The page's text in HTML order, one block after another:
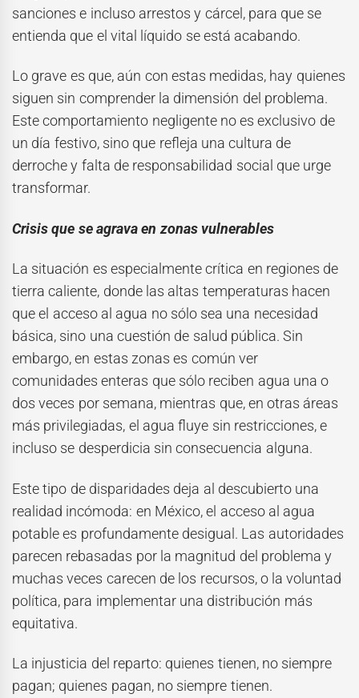
sanciones e incluso arrestos y cárcel, para que se
entienda que el vital líquido se está acabando.
Lo grave es que, aún con estas medidas, hay quienes
siguen sin comprender la dimensión del problema.
Este comportamiento negligente no es exclusivo de
un día festivo, sino que refleja una cultura de
derroche y falta de responsabilidad social que urge
transformar.
Crisis que se agrava en zonas vulnerables
La situación es especialmente crítica en regiones de
tierra caliente, donde las altas temperaturas hacen
que el acceso al agua no sólo sea una necesidad
básica, sino una cuestión de salud pública. Sin
embargo, en estas zonas es común ver
comunidades enteras que sólo reciben agua una o
dos veces por semana, mientras que, en otras áreas
más privilegiadas, el agua fluye sin restricciones, e
incluso se desperdicia sin consecuencia alguna.
Este tipo de disparidades deja al descubierto una
realidad incómoda: en México, el acceso al agua
potable es profundamente desigual. Las autoridades
parecen rebasadas por la magnitud del problema y
muchas veces carecen de los recursos, o la voluntad
política, para implementar una distribución más
equitativa.
La injusticia del reparto: quienes tienen, no siempre
pagan; quienes pagan, no siempre tienen.